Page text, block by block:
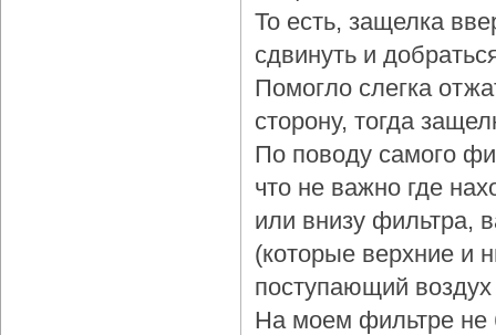
То есть, защелка
сдвинуть и
Помогло слегка
сторону, тогда
По поводу самого
что не важно где
или внизу фильтра,
(которые верхние и
поступающий
На моем фильтре не